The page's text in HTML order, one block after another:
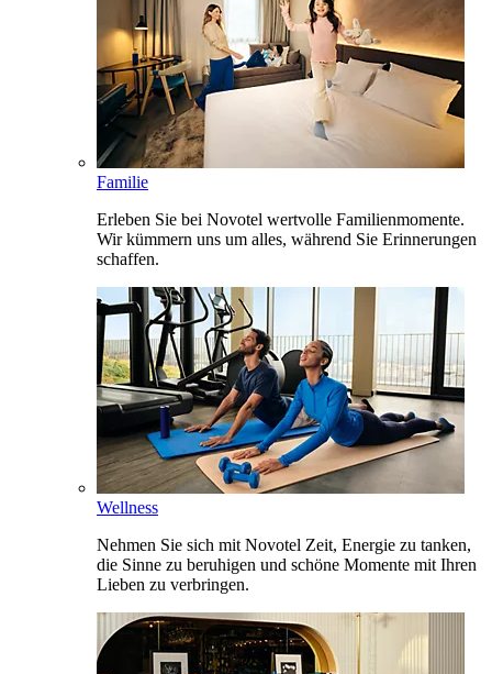
Familie
Erleben Sie bei Novotel wertvolle Familienmomente.
Wir kümmern uns um alles, während Sie Erinnerungen
schaffen.
Wellness
Nehmen Sie sich mit Novotel Zeit, Energie zu tanken,
die Sinne zu beruhigen und schöne Momente mit Ihren
Lieben zu verbringen.